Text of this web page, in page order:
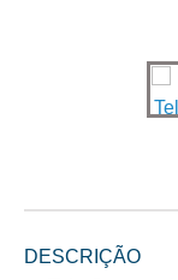
DESCRIÇÃO